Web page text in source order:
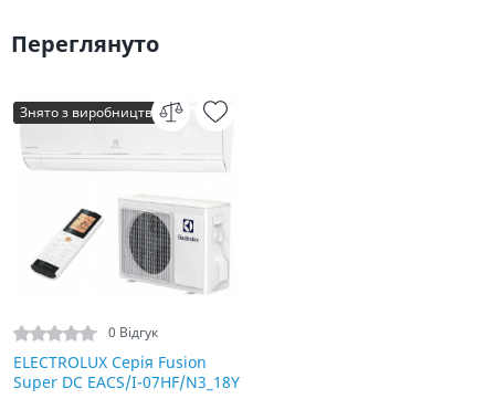
Переглянуто
Знято з виробництва
0 Відгук
ELECTROLUX Серія Fusion
Super DC EACS/I-07HF/N3_18Y